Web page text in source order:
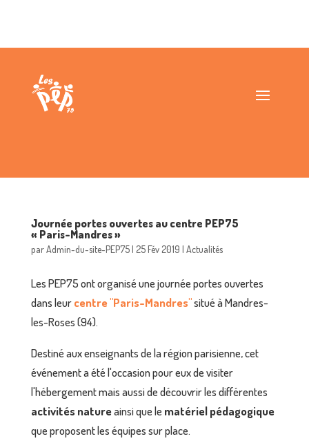
Journée portes ouvertes au centre PEP75
« Paris-Mandres »
parAdmin-du-site-PEP75| 25 Fév 2019 | Actualités
Les PEP75 ont organisé une journée portes ouvertes
dans leurcentre "Paris-Mandres"situé à Mandres-
les-Roses (94).
Destiné aux enseignants de la région parisienne, cet
événement a été l'occasion pour eux de visiter
l'hébergement mais aussi de découvrir les différentes
activités natureainsi que le matériel pédagogique
que proposent les équipes sur place.